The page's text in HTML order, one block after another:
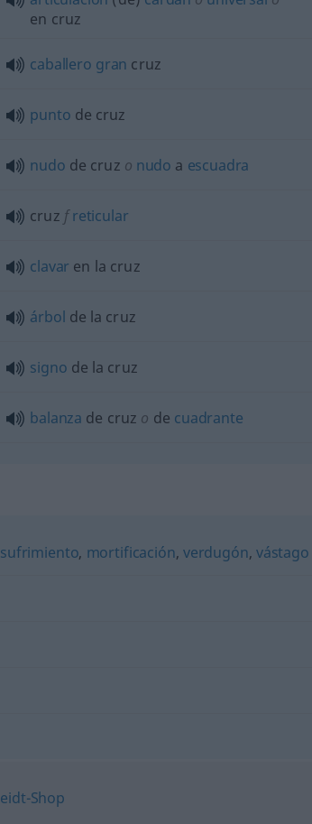
en cruz
caballero gran cruz
punto de cruz
nudo de cruz o nudo a escuadra
cruz freticular
clavar en la cruz
árbol de la cruz
signo de la cruz
balanza de cruz o de cuadrante
sufrimiento, mortificación, verdugón, vástago